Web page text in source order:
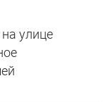
улице